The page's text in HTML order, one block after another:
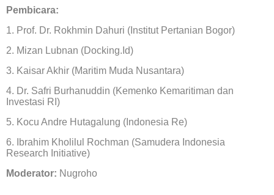
Pembicara:
1. Prof. Dr. Rokhmin Dahuri (Institut Pertanian Bogor)
2. Mizan Lubnan (Docking.Id)
3. Kaisar Akhir (Maritim Muda Nusantara)
4. Dr. Safri Burhanuddin (Kemenko Kemaritiman dan
Investasi RI)
5. Kocu Andre Hutagalung (Indonesia Re)
6. Ibrahim Kholilul Rochman (Samudera Indonesia
Research Initiative)
Moderator: Nugroho